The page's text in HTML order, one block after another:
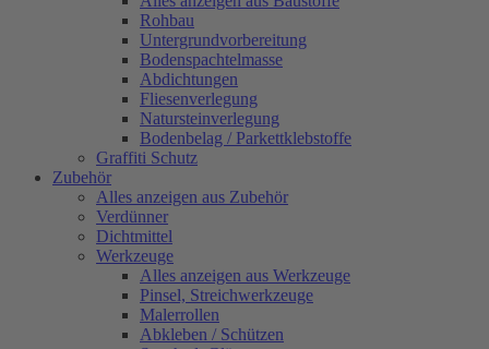
Rohbau
Untergrundvorbereitung
Bodenspachtelmasse
Abdichtungen
Fliesenverlegung
Natursteinverlegung
Bodenbelag / Parkettklebstoffe
Graffiti Schutz
Zubehör
Alles anzeigen aus Zubehör
Verdünner
Dichtmittel
Werkzeuge
Alles anzeigen aus Werkzeuge
Pinsel, Streichwerkzeuge
Malerrollen
Abkleben / Schützen